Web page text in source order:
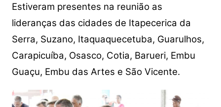
Estiveram presentes na reunião as
lideranças das cidades de Itapecerica da
Serra, Suzano, Itaquaquecetuba, Guarulhos,
Carapicuíba, Osasco, Cotia, Barueri, Embu
Guaçu, Embu das Artes e São Vicente.